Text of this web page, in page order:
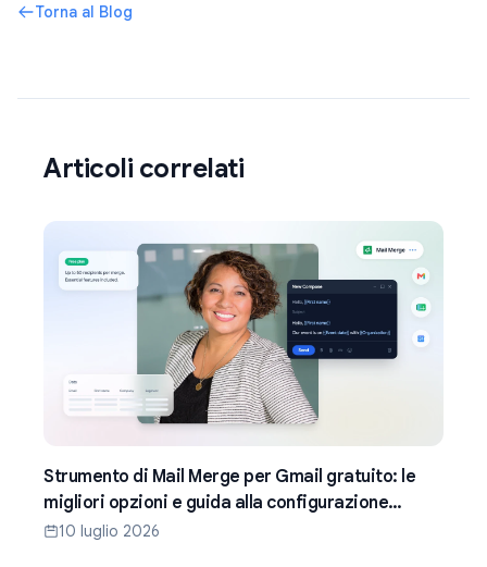
Torna al Blog
Articoli correlati
Strumento di Mail Merge per Gmail gratuito: le
migliori opzioni e guida alla configurazione
(2026)
10 luglio 2026